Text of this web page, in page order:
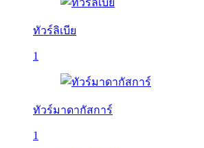
ทัวร์ลิเบีย
1
ทัวร์มาดากัสการ์
1